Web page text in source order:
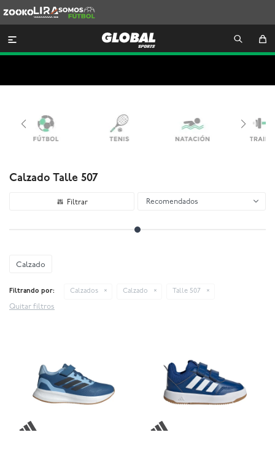
Lira
Somos
Futbol

Calzado Talle 507
Recomendados
Calzado
Filtrando por: Calzados Calzado Talle 507
Quitar filtros